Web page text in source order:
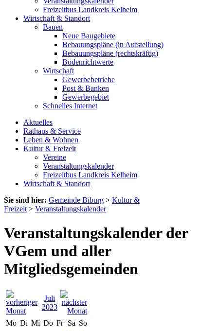
Freizeitbus Landkreis Kelheim
Wirtschaft & Standort
Bauen
Neue Baugebiete
Bebauungspläne (in Aufstellung)
Bebauungspläne (rechtskräftig)
Bodenrichtwerte
Wirtschaft
Gewerbebetriebe
Post & Banken
Gewerbegebiet
Schnelles Internet
Aktuelles
Rathaus & Service
Leben & Wohnen
Kultur & Freizeit
Vereine
Veranstaltungskalender
Freizeitbus Landkreis Kelheim
Wirtschaft & Standort
Sie sind hier: Gemeinde Biburg > Kultur &
Freizeit > Veranstaltungskalender
Veranstaltungskalender der
VGem und aller
Mitgliedsgemeinden
Juli
2023
Mo Di Mi Do Fr Sa So